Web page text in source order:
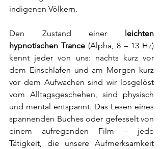
indigenen Völkern.
Den Zustand einer leichten
hypnotischen Trance (Alpha, 8 – 13 Hz)
kennt jeder von uns: nachts kurz vor
dem Einschlafen und am Morgen kurz
vor dem Aufwachen sind wir losgelöst
vom Alltagsgeschehen, sind physisch
und mental entspannt. Das Lesen eines
spannenden Buches oder gefesselt von
einem aufregenden Film – jede
Tätigkeit, die unsere Aufmerksamkeit